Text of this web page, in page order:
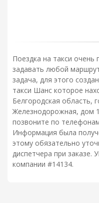
Поездка на такси очень
задавать любой
задача, для этого
такси Шанс которое
Белгородская область,
Железнодорожная, дом
позвоните по
Информация была
этому обязательно
диспетчера при заказе.
компании #14134.